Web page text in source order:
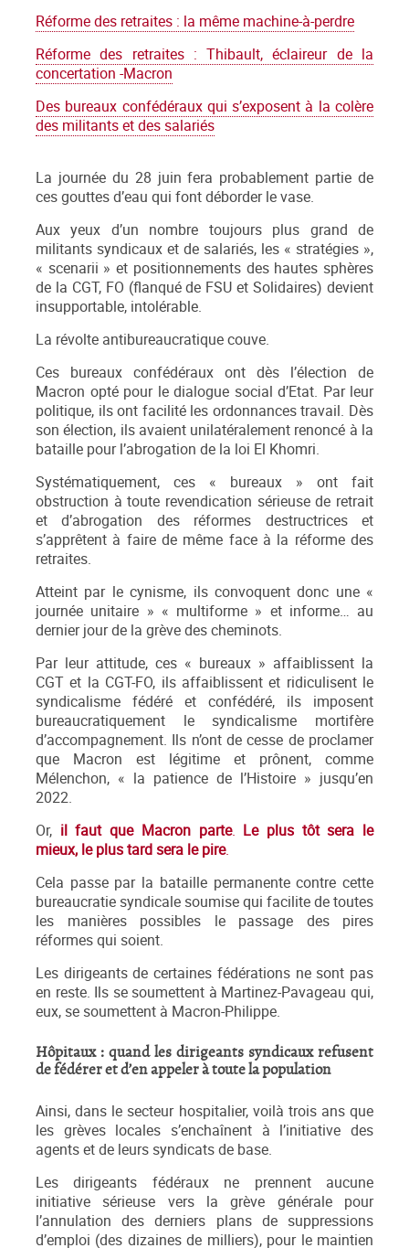
Réforme des retraites : la même machine-à-perdre
Réforme des retraites : Thibault, éclaireur de la
concertation -Macron
Des bureaux confédéraux qui s’exposent à la colère
des militants et des salariés
La journée du 28 juin fera probablement partie de
ces gouttes d’eau qui font déborder le vase.
Aux yeux d’un nombre toujours plus grand de
militants syndicaux et de salariés, les « stratégies »,
« scenarii » et positionnements des hautes sphères
de la CGT, FO (flanqué de FSU et Solidaires) devient
insupportable, intolérable.
La révolte antibureaucratique couve.
Ces bureaux confédéraux ont dès l’élection de
Macron opté pour le dialogue social d’Etat. Par leur
politique, ils ont facilité les ordonnances travail. Dès
son élection, ils avaient unilatéralement renoncé à la
bataille pour l’abrogation de la loi El Khomri.
Systématiquement, ces « bureaux » ont fait
obstruction à toute revendication sérieuse de retrait
et d’abrogation des réformes destructrices et
s’apprêtent à faire de même face à la réforme des
retraites.
Atteint par le cynisme, ils convoquent donc une «
journée unitaire » « multiforme » et informe… au
dernier jour de la grève des cheminots.
Par leur attitude, ces « bureaux » affaiblissent la
CGT et la CGT-FO, ils affaiblissent et ridiculisent le
syndicalisme fédéré et confédéré, ils imposent
bureaucratiquement le syndicalisme mortifère
d’accompagnement. Ils n’ont de cesse de proclamer
que Macron est légitime et prônent, comme
Mélenchon, « la patience de l’Histoire » jusqu’en
2022.
Or, il faut que Macron parte. Le plus tôt sera le
mieux, le plus tard sera le pire.
Cela passe par la bataille permanente contre cette
bureaucratie syndicale soumise qui facilite de toutes
les manières possibles le passage des pires
réformes qui soient.
Les dirigeants de certaines fédérations ne sont pas
en reste. Ils se soumettent à Martinez-Pavageau qui,
eux, se soumettent à Macron-Philippe.
Hôpitaux : quand les dirigeants syndicaux refusent
de fédérer et d’en appeler à toute la population
Ainsi, dans le secteur hospitalier, voilà trois ans que
les grèves locales s’enchaînent à l’initiative des
agents et de leurs syndicats de base.
Les dirigeants fédéraux ne prennent aucune
initiative sérieuse vers la grève générale pour
l’annulation des derniers plans de suppressions
d’emploi (des dizaines de milliers), pour le maintien